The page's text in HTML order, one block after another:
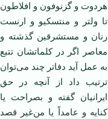
هردوت و گزنوفون و افلاطون
تا ولتر و منتسکیو و ارنست
رنان و مستشرقین گذشته و
معاصر اگر در کلماتشان تتبع
به عمل آید دفا‌تر چند می‌توان
ترتیب داد از آنچه در حق
ایرانیان گفته و بصراحت یا
کنایه و عامداً یا من‌غیر قصد